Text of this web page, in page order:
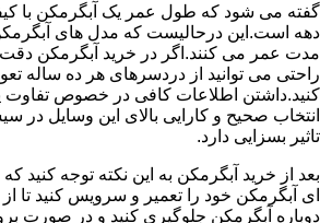
گفته می شود که طول عمر یک آبگرمکن با
دهه است.این درحالیست که مدل های آبگرمکن
مدت عمر می کنند.اگر در خرید آبگرمکن دقت
راحتی می توانید از دردسرهای هر ده ساله
کنید.داشتن اطلاعات کافی در خصوص تفاوت
انتخاب صحیح و کارایی بالای این وسایل در
تاثیر بسزایی دارد.
بعد از خرید آبگرمکن به این نکته توجه کنید
ای آبگرمکن خود را تعمیر و سرویس کنید تا
دوباره آبگرمکن جلوگیری کنید و در صورت